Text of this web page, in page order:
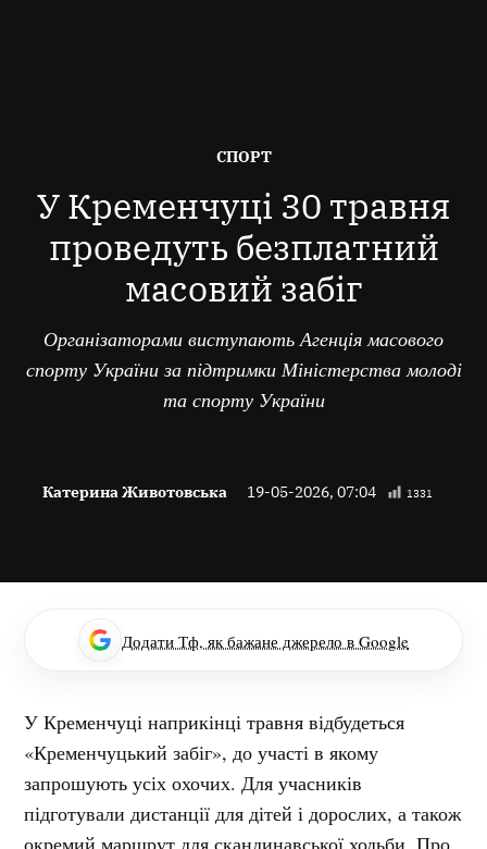
ОПУБЛІКОВАНО
СПОРТ
У Кременчуці 30 травня
проведуть безплатний
масовий забіг
Організаторами виступають Агенція масового
спорту України за підтримки Міністерства молоді
та спорту України
Катерина Животовська 19-05-2026, 07:04 1331
Додати Тф, як бажане джерело в Google
У Кременчуці наприкінці травня відбудеться
«Кременчуцький забіг», до участі в якому
запрошують усіх охочих. Для учасників
підготували дистанції для дітей і дорослих, а також
окремий маршрут для скандинавської ходьби. Про